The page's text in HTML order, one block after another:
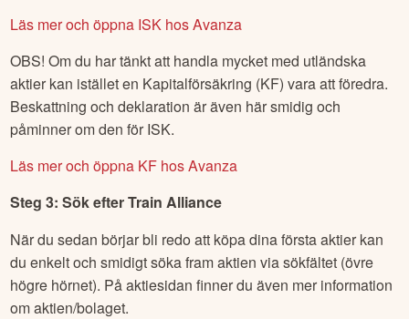
Läs mer och öppna ISK hos Avanza
OBS! Om du har tänkt att handla mycket med utländska
aktier kan istället en Kapitalförsäkring (KF) vara att föredra.
Beskattning och deklaration är även här smidig och
påminner om den för ISK.
Läs mer och öppna KF hos Avanza
Steg 3: Sök efterTrain Alliance
När du sedan börjar bli redo att köpa dina första aktier kan
du enkelt och smidigt söka fram aktien via sökfältet (övre
högre hörnet). På aktiesidan finner du även mer information
om aktien/bolaget.